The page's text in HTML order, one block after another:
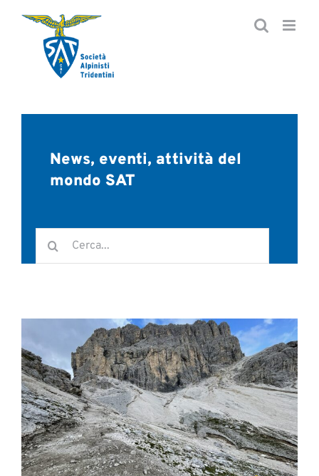
contenuto
News, eventi, attività del
mondo SAT
per: